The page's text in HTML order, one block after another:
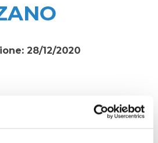
28/12/2020
01070220312. - Ufficio